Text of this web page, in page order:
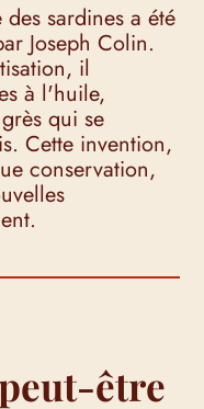
sardines a été
Joseph Colin.
il
à l'huile,
qui se
Cette invention,
conservation,
être